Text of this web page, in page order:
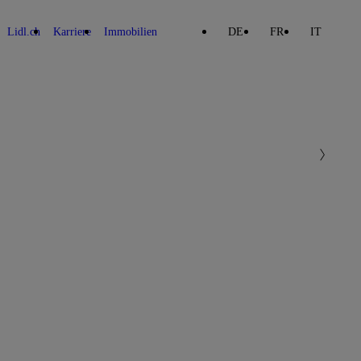
Lidl.ch Karriere Immobilien DE FR IT